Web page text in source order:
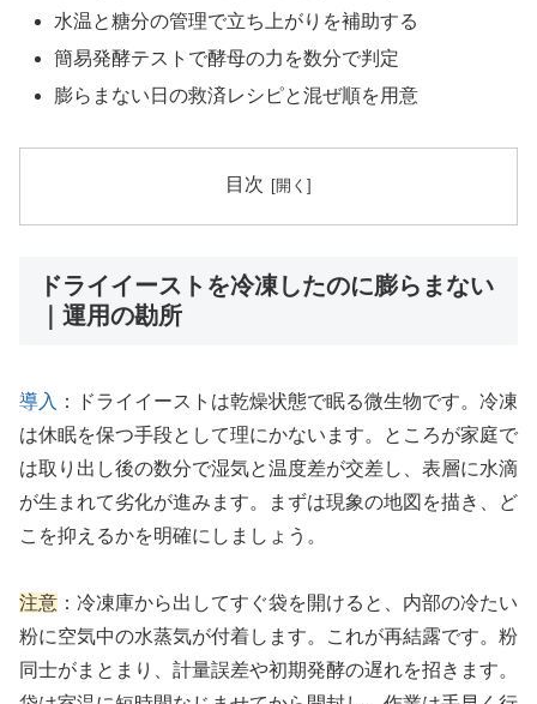
水温と糖分の管理で立ち上がりを補助する
簡易発酵テストで酵母の力を数分で判定
膨らまない日の救済レシピと混ぜ順を用意
目次
ドライイーストを冷凍したのに膨らまない
｜運用の勘所
導入 ：ドライイーストは乾燥状態で眠る微生物です。冷凍
は休眠を保つ手段として理にかないます。ところが家庭で
は取り出し後の数分で湿気と温度差が交差し、表層に水滴
が生まれて劣化が進みます。まずは現象の地図を描き、ど
こを抑えるかを明確にしましょう。
注意 ：冷凍庫から出してすぐ袋を開けると、内部の冷たい
粉に空気中の水蒸気が付着します。これが再結露です。粉
同士がまとまり、計量誤差や初期発酵の遅れを招きます。